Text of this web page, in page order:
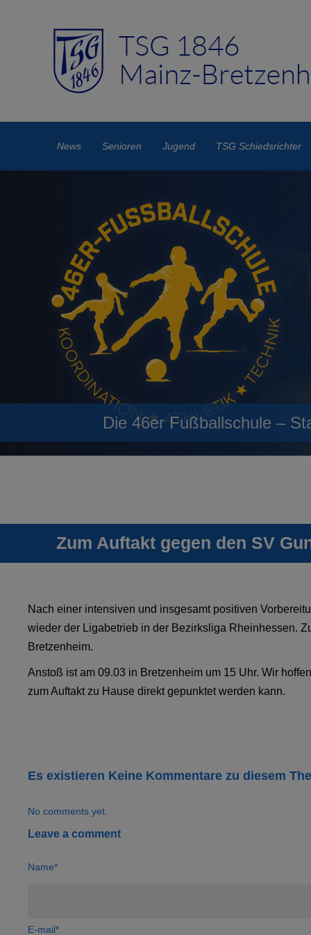
News Senioren Jugend TSG Schiedsrichter
Die 46er Fußballschule –
Zum Auftakt gegen den SV
Nach einer intensiven und insgesamt positiven
wieder der Ligabetrieb in der Bezirksliga Rheinhessen.
Bretzenheim.
Anstoß ist am 09.03 in Bretzenheim um 15 Uhr. Wir
zum Auftakt zu Hause direkt gepunktet werden kann.
Es existieren Keine Kommentare zu diesem
No comments yet.
Leave a comment
Name*
E-mail*